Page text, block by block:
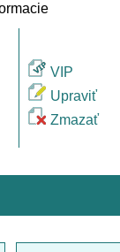
VIP
Upraviť
Zmazať